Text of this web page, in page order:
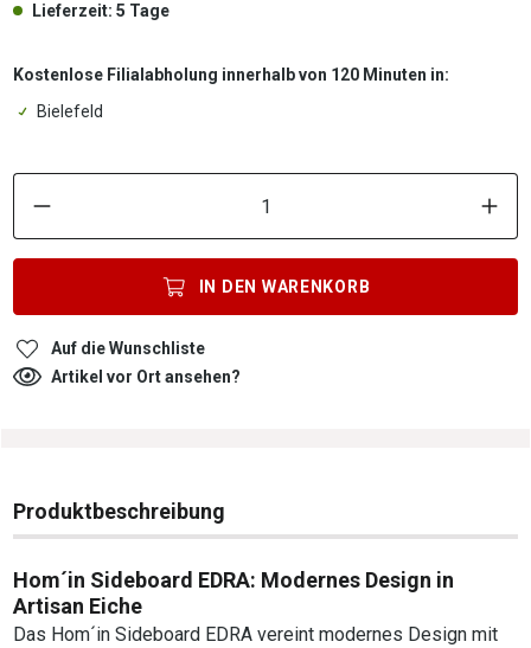
Lieferzeit: 5 Tage
Kostenlose Filialabholung innerhalb von 120 Minuten in:
Bielefeld
IN DEN WARENKORB
Auf die Wunschliste
Artikel vor Ort ansehen?
Produktbeschreibung
Hom´in Sideboard EDRA: Modernes Design in
Artisan Eiche
Das Hom´in Sideboard EDRA vereint modernes Design mit